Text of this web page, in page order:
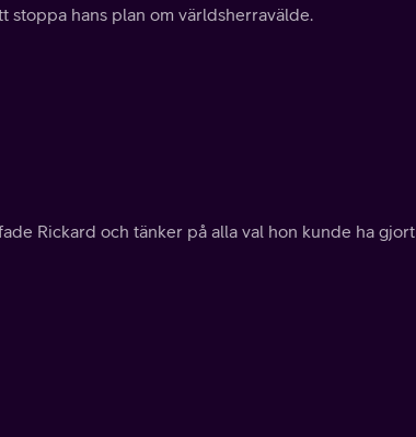
stoppa hans plan om världsherravälde.
Rickard och tänker på alla val hon kunde ha gjort